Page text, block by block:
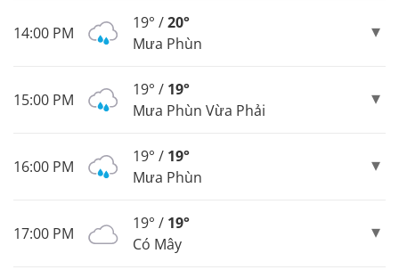
14:00 PM
19° /20°
Mưa Phùn
15:00 PM
19° / 19°
Mưa Phùn Vừa Phải
16:00 PM
19° / 19°
Mưa Phùn
17:00 PM
19° / 19°
Có Mây